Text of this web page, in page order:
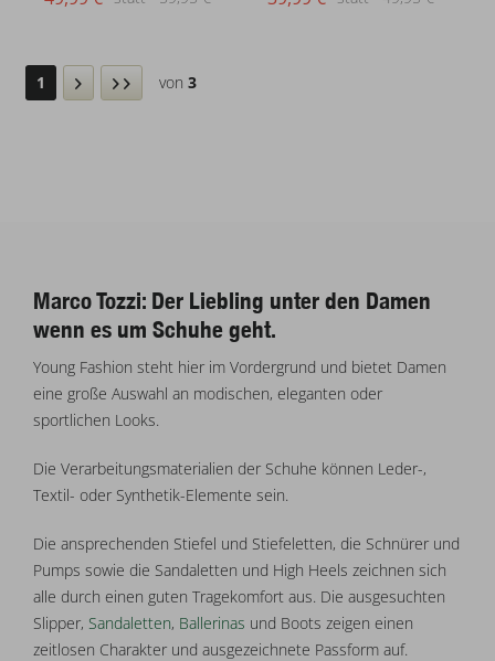
1 von3
Marco Tozzi: Der Liebling unter den Damen
wenn es um Schuhe geht.
Young Fashion steht hier im Vordergrund und bietet Damen
eine große Auswahl an modischen, eleganten oder
sportlichen Looks.
Die Verarbeitungsmaterialien der Schuhe können Leder-,
Textil- oder Synthetik-Elemente sein.
Die ansprechenden Stiefel und Stiefeletten, die Schnürer und
Pumps sowie die Sandaletten und High Heels zeichnen sich
alle durch einen guten Tragekomfort aus. Die ausgesuchten
Slipper, Sandaletten, Ballerinas und Boots zeigen einen
zeitlosen Charakter und ausgezeichnete Passform auf.